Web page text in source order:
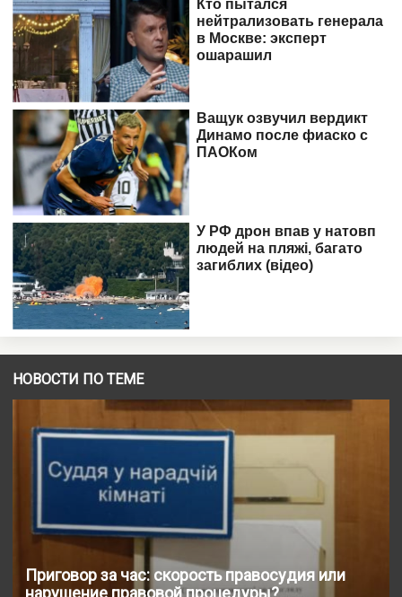
НОВОСТИ ПО ТЕМЕ
Приговор за час: скорость правосудия или
нарушение правовой процедуры?